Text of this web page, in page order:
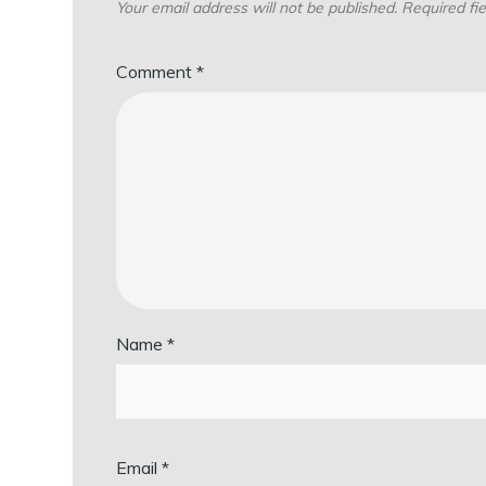
Your email address will not be published. Required
Comment*
Name*
Email*